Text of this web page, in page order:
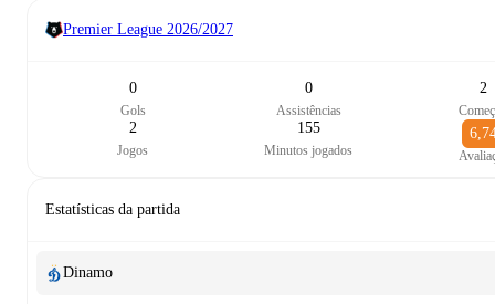
Premier League 2026/2027
0
Gols
0
Assistências
2
2
Jogos
155
Minutos jogados
Estatísticas da partida
Dinamo